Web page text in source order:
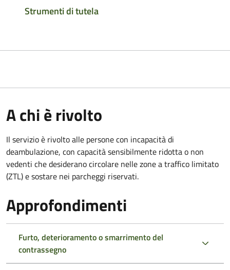
Strumenti di tutela
A chi è rivolto
Il servizio è rivolto alle persone con incapacità di
deambulazione, con capacità sensibilmente ridotta o non
vedenti che desiderano circolare nelle zone a traffico limitato
(ZTL) e sostare nei parcheggi riservati.
Approfondimenti
Furto, deterioramento o smarrimento del
contrassegno